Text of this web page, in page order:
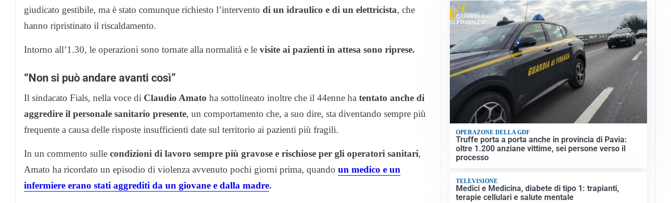
giudicato gestibile, ma è stato comunque richiesto l’intervento di un idraulico e di un elettricista, che
hanno ripristinato il riscaldamento.
Intorno all’1.30, le operazioni sono tornate alla normalità e le visite ai pazienti in attesa sono riprese.
“Non si può andare avanti così”
Il sindacato Fials, nella voce di Claudio Amato ha sottolineato inoltre che il 44enne ha tentato anche di
aggredire il personale sanitario presente, un comportamento che, a suo dire, sta diventando sempre più
frequente a causa delle risposte insufficienti date sul territorio ai pazienti più fragili.
In un commento sulle condizioni di lavoro sempre più gravose e rischiose per gli operatori sanitari,
Amato ha ricordato un episodio di violenza avvenuto pochi giorni prima, quando un medico e un
infermiere erano stati aggrediti da un giovane e dalla madre.
OPERAZONE DELLA GDF
Truffe porta a porta anche in provincia di Pavia:
oltre 1.200 anziane vittime, sei persone verso il
processo
TELEVISIONE
Medici e Medicina, diabete di tipo 1: trapianti,
terapie cellulari e salute mentale